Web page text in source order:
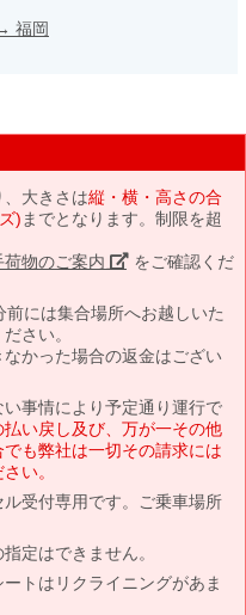
福岡
、大きさは縦・横・高さの合
) までとなります。制限を超
荷物のご案内」 をご確認くだ
には集合場所へお越しいた
さい。
かった場合の返金はござい
事情により予定通り運行で
払い戻し及び、万が一その他
も弊社は一切その請求には
い。
受付専用です。ご乗車場所
定はできません。
トはリクライニングがあま